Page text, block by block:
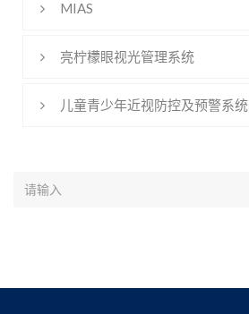
MIAS
亮柠檬眼视光管理系统
儿童青少年近视防控及预警系统